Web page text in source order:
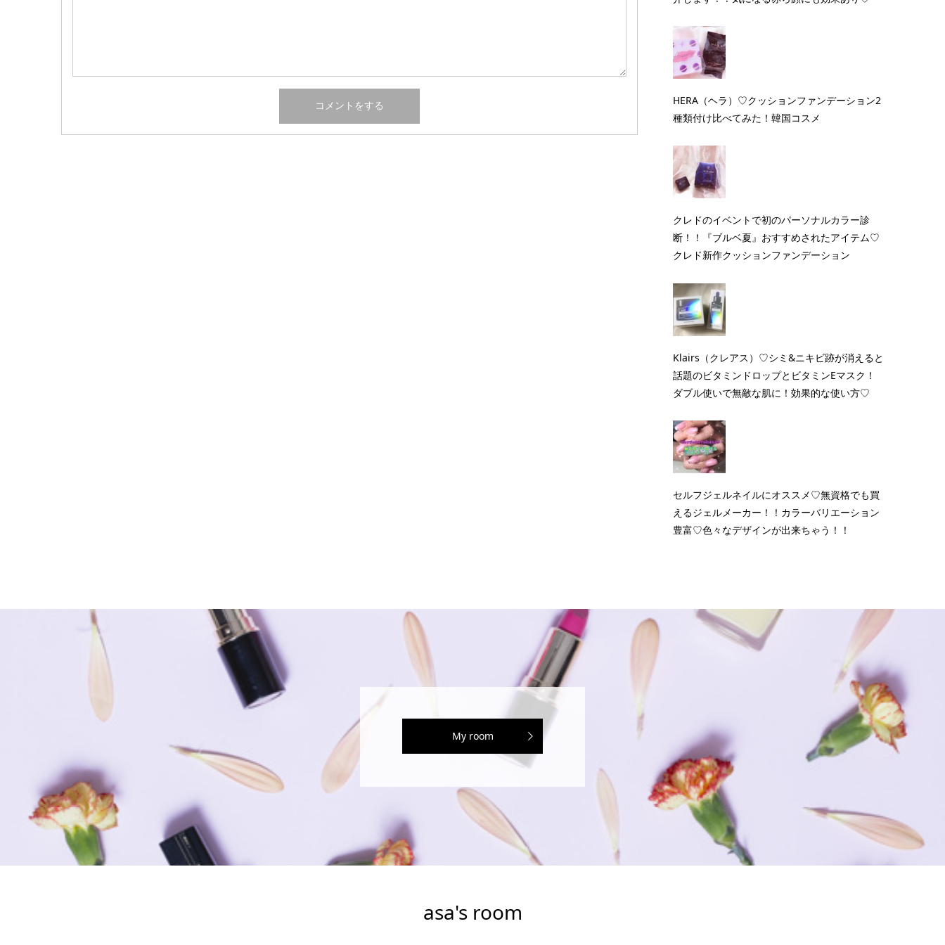
HERA（ヘラ）♡クッションファンデーション2
種類付け比べてみた！韓国コスメ
クレドのイベントで初のパーソナルカラー診
断！！『ブルベ夏』おすすめされたアイテム♡
クレド新作クッションファンデーション
Klairs（クレアス）♡シミ&ニキビ跡が消えると
話題のビタミンドロップとビタミンEマスク！
ダブル使いで無敵な肌に！効果的な使い方♡
セルフジェルネイルにオススメ♡無資格でも買
えるジェルメーカー！！カラーバリエーション
豊富♡色々なデザインが出来ちゃう！！
My room
asa's room